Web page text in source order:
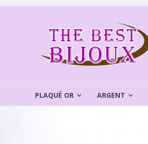
Aller
THEBEST
BIJOUX
VENTE
PLAQUÉ OR ARGENT